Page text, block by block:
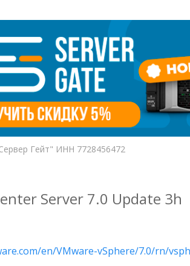
Гейт" ИНН 7728456472
Server 7.0 Update 3h
en/VMware-vSphere/7.0/rn/